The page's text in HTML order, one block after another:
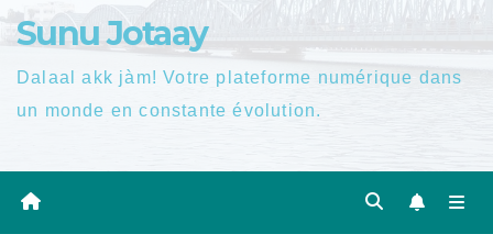
Sunu Jotaay
Dalaal akk jàm! Votre plateforme numérique dans
un monde en constante évolution.